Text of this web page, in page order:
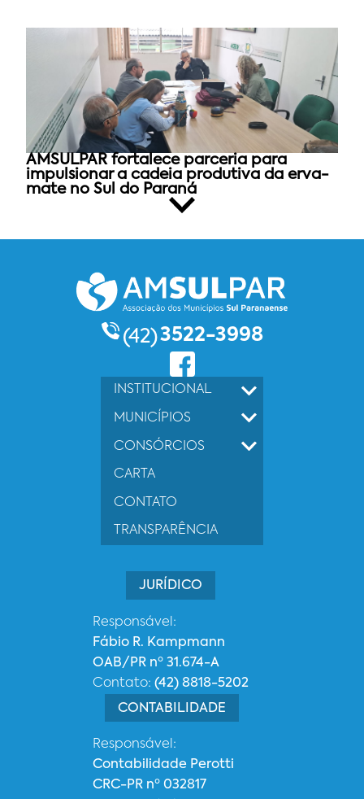
AMSULPAR fortalece parceria para
impulsionar a cadeia produtiva da erva-
mate no Sul do Paraná
(42)3522-3998
INSTITUCIONAL
MUNICÍPIOS
CONSÓRCIOS
CARTA
CONTATO
TRANSPARÊNCIA
JURÍDICO
Responsável:
Fábio R. Kampmann
OAB/PR nº 31.674-A
Contato: (42) 8818-5202
CONTABILIDADE
Responsável:
Contabilidade Perotti
CRC-PR nº 032817